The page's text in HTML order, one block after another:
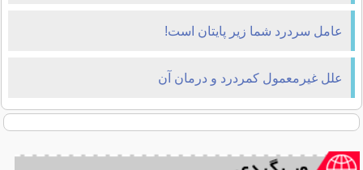
عامل سردرد شما زیر پایتان است!
علل غیرمعمول کمردرد و درمان آن